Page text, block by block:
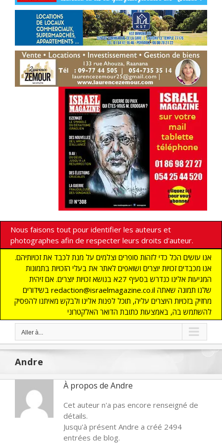
Nous faisons tout pour identifier les auteurs et
photographes afin de respecter leurs droits d'auteur.
אנו עושים הכל כדי לזהות סופרים וצלמים על מנת לכבד את זכויותיהם.
אנו מכבדים זכויות יוצרים ושואפים לאתר את בעלי הזכויות בתמונות
המגיעות אלינו כנדרש בסעיף 27א בנושא זכויות יוצרים. אם זיהית
בשידורים redaction@israelmagazine.co.il שלנו תמונה שאתה
מחזיק בזכויות היוצרים עליה, תוכל לפנות אלינו ולבקש מאיתנו להפסיק
להשתמש בה, באמצעות כתובת הדואר האלקטרוני
Aller à...
Andre
À propos de Andre
Cet auteur n'a pas encore renseigné de
détails.
Jusqu'à présent Andre a créé 2494
entrées de blog.